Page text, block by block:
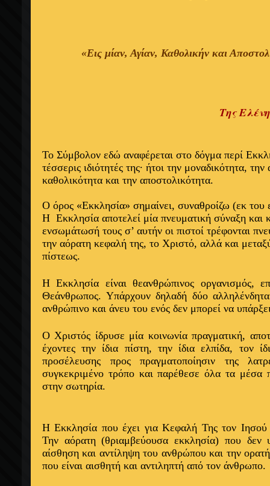
«Εις μίαν, Αγίαν, Καθολικήν και
Της
Το Σύμβολον εδώ αναφέρεται στο δόγμα περί
τέσσερις ιδιότητές της∙ ήτοι την μοναδικότητα, την
καθολικότητα και την αποστολικότητα.
Ο όρος «Εκκλησία» σημαίνει, συναθροίζω (εκ
Η Εκκλησία αποτελεί μία πνευματική σύναξη και
ενσωμάτωσή τους σ’ αυτήν οι πιστοί τρέφονται
την αόρατη κεφαλή της, το Χριστό, αλλά και
πίστεως.
Η Εκκλησία είναι θεανθρώπινος οργανισμός,
Θεάνθρωπος. Υπάρχουν δηλαδή δύο
ανθρώπινο και άνευ του ενός δεν μπορεί να
Ο Χριστός ίδρυσε μία κοινωνία πραγματική,
έχοντες την ίδια πίστη, την ίδια ελπίδα, τον
προσέλευσης προς πραγματοποίησιν της
συγκεκριμένο τρόπο και παρέθεσε όλα τα μέσα
στην σωτηρία.
Η Εκκλησία που έχει για Κεφαλή Της τον Ιησού
Την αόρατη (θριαμβεύουσα εκκλησία) που δεν
αίσθηση και αντίληψη του ανθρώπου και την
που είναι αισθητή και αντιληπτή από τον άνθρωπο.